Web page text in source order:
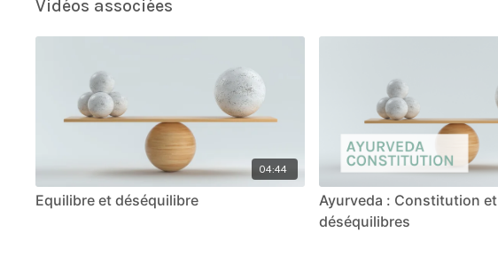
Vidéos associées
04:44
Equilibre et déséquilibre
Ayurveda : Constitution et
déséquilibres